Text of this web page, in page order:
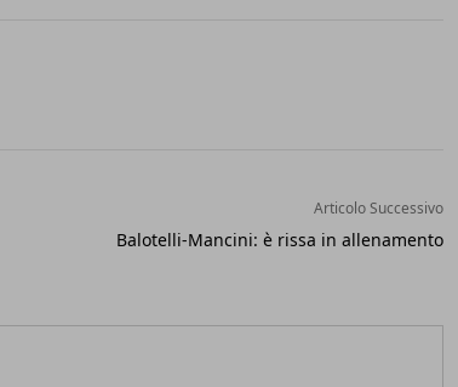
Articolo Successivo
Balotelli-Mancini: è rissa in allenamento